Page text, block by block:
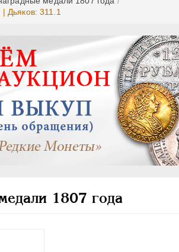
Дьяков: 311.1
1807 года